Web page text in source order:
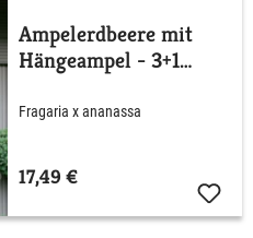
Ampelerdbeere mit
Hängeampel - 3+1
Fragaria x ananassa
17,49 €